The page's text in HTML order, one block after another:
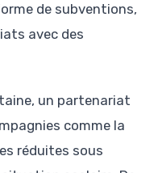
de subventions,
avec des
un partenariat
comme la
réduites sous